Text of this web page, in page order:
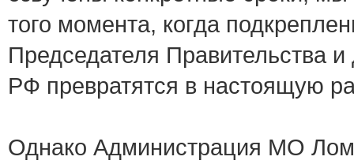
того момента, когда
Председателя Правительства
РФ превратятся в настоящую
Однако Администрация МО